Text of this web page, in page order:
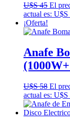
U$S45 El
actual es: U$S
¡Oferta!
Anafe
U$S58 El
actual es: U$S